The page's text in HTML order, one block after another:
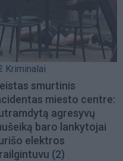
Kriminalai
smurtinis
miesto centre:
agresyvų
baro lankytojai
elektros
(2)